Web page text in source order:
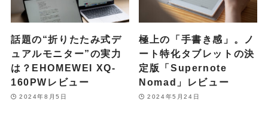
話題の“折りたたみ式デ
ュアルモニター”の実力
は？EHOMEWEI XQ-
160PWレビュー
2024年8月5日
極上の「手書き感」。ノ
ート特化タブレットの決
定版「Supernote
Nomad」レビュー
2024年5月24日